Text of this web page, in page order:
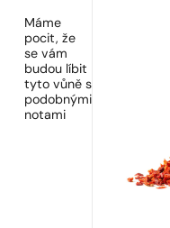
Máme
pocit, že
se vám
budou líbit
tyto vůně s
podobnými
notami